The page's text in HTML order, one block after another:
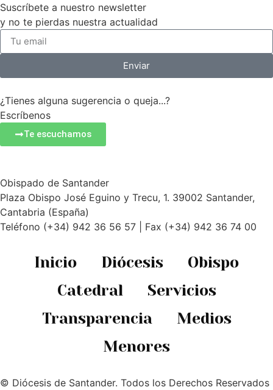
Suscríbete a nuestro newsletter
y no te pierdas nuestra actualidad
Enviar
¿Tienes alguna sugerencia o queja...?
Escríbenos
Te escuchamos
Obispado de Santander
Plaza Obispo José Eguino y Trecu, 1. 39002 Santander,
Cantabria (España)
Teléfono (+34) 942 36 56 57 | Fax (+34) 942 36 74 00
Inicio Diócesis
Obispo
Catedral
Servicios
Transparencia
Medios
Menores
© Diócesis de Santander. Todos los Derechos Reservados